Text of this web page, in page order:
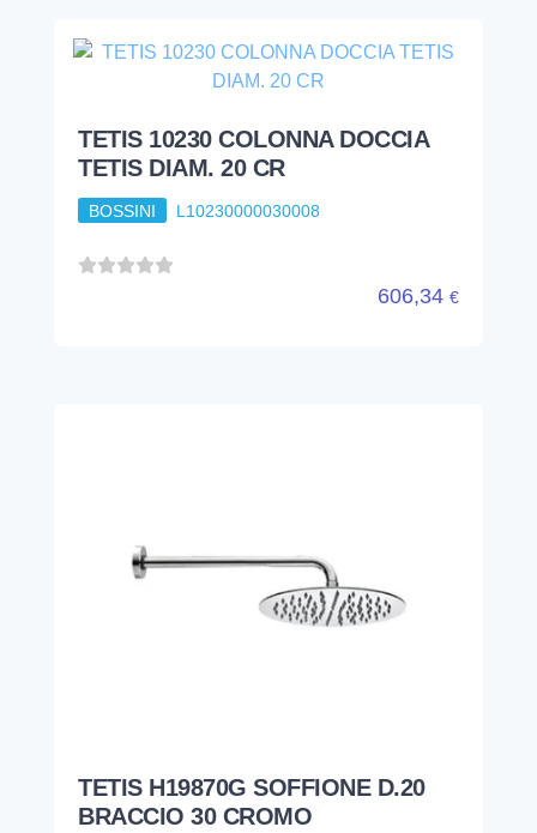
TETIS 10230 COLONNA DOCCIA
TETIS DIAM. 20 CR
BOSSINI L10230000030008
606,34 €
TETIS H19870G SOFFIONE D.20
BRACCIO 30 CROMO